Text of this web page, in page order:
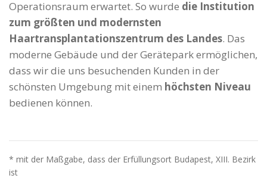
Operationsraum erwartet. So wurde die Institution
zum größten und modernsten
Haartransplantationszentrum des Landes. Das
moderne Gebäude und der Gerätepark ermöglichen,
dass wir die uns besuchenden Kunden in der
schönsten Umgebung mit einem höchsten Niveau
bedienen können.
* mit der Maßgabe, dass der Erfüllungsort Budapest, XIII. Bezirk
ist